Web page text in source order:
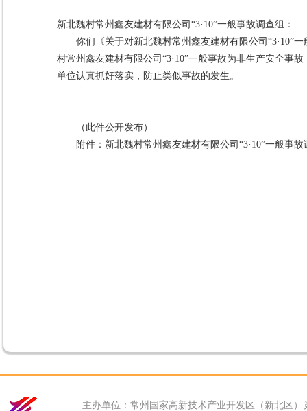
新北魏村常州鑫友建材有限公司“3·10”一般事故调查组：
你们《关于对新北魏村常州鑫友建材有限公司“3·10”
村常州鑫友建材有限公司“3·10”一般事故为非生产安全事
单位认真抓好落实，防止类似事故的发生。
（此件公开发布）
附件： 新北魏村常州鑫友建材有限公司“3·10”一般事故
主办单位：常州国家高新技术产业开发区（新北区）